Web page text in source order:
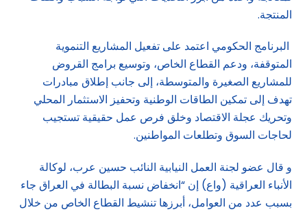
المنتجة.
البرنامج الحكومي اعتمد على تفعيل المشاريع التنموية
المتوقفة، ودعم القطاع الخاص، وتوسيع برامج القروض
للمشاريع الصغيرة والمتوسطة، إلى جانب إطلاق مبادرات
تهدف إلى تمكين الطاقات الوطنية وتحفيز الاستثمار المحلي
وتحريك عجلة الاقتصاد وخلق فرص عمل حقيقية تستجيب
لحاجات السوق وتطلعات المواطنين.
و قال عضو لجنة العمل النيابية النائب حسين عرب، لوكالة
الأنباء العراقية (واع) إن “انخفاض نسبة البطالة في العراق جاء
بسبب عدد من العوامل، أبرزها تنشيط القطاع الخاص من خلال